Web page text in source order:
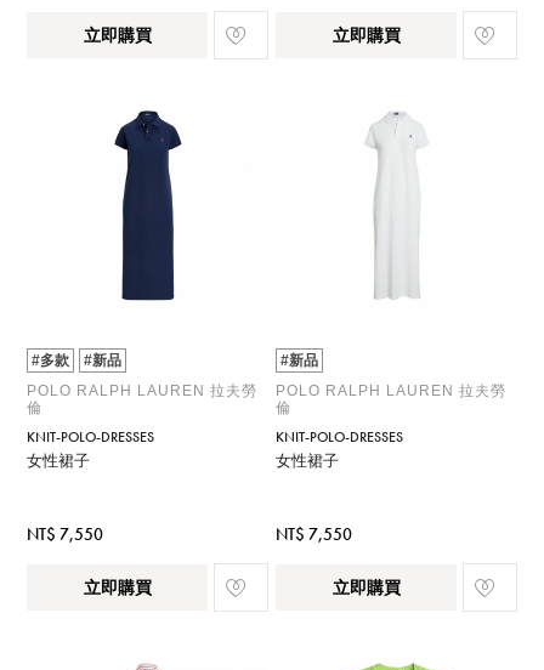
立即購買 立即購買
#多款
#新品
POLO RALPH LAUREN 拉夫勞
倫
KNIT-POLO-DRESSES
女性裙子
NT$ 7,550
立即購買
#新品
POLO RALPH LAUREN 拉夫勞
倫
KNIT-POLO-DRESSES
女性裙子
NT$ 7,550
立即購買